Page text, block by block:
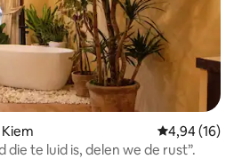
Gemiddelde
4,94 (16)
die te luid is, delen we de rust”.